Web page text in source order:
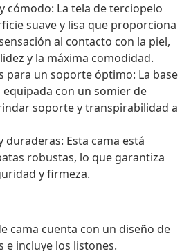
cómodo: La tela de terciopelo
suave y lisa que proporciona
al contacto con la piel,
y la máxima comodidad.
para un soporte óptimo: La base
equipada con un somier de
soporte y transpirabilidad a
duraderas: Esta cama está
robustas, lo que garantiza
y firmeza.
cama cuenta con un diseño de
e incluye los listones.